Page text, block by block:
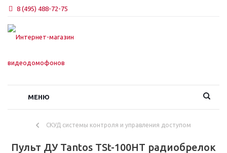
8 (495) 488-72-75
МЕНЮ
СКУД системы контроля и управления доступом
Пульт ДУ Tantos TSt-100HT радиобрелок